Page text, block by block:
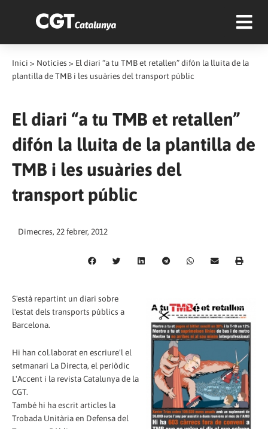
Inici > Notícies > El diari “a tu TMB et retallen” difón la lluita de la
plantilla de TMB i les usuàries del transport públic
El diari “a tu TMB et retallen”
difón la lluita de la plantilla de
TMB i les usuàries del
transport públic
Dimecres, 22 febrer, 2012
S'està repartint un diari sobre
l'estat dels transports públics a
Barcelona.
Hi han col.laborat en escriure'l el
setmanari La Directa, el periòdic
L'Accent i la revista Catalunya de la
CGT.
També hi ha escrit articles la
Trobada Unitària en Defensa del